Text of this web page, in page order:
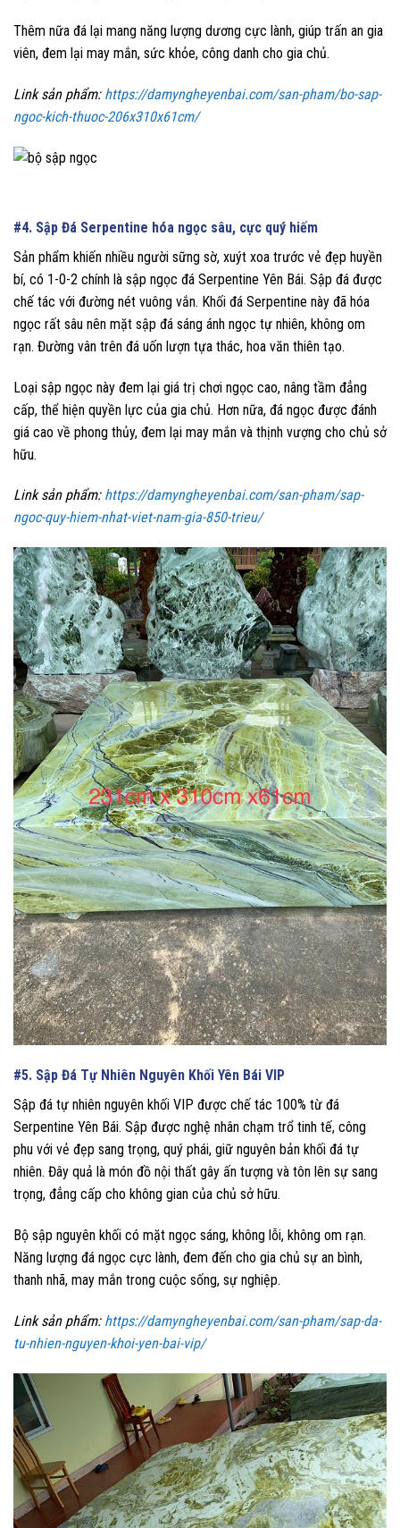
Thêm nữa đá lại mang năng lượng dương cực lành, giúp trấn an gia
viên, đem lại may mắn, sức khỏe, công danh cho gia chủ.
Link sản phẩm: https://damyngheyenbai.com/san-pham/bo-sap-
ngoc-kich-thuoc-206x310x61cm/
#4. Sập Đá Serpentine hóa ngọc sâu, cực quý hiếm
Sản phẩm khiến nhiều người sững sờ, xuýt xoa trước vẻ đẹp huyền
bí, có 1-0-2 chính là sập ngọc đá Serpentine Yên Bái. Sập đá được
chế tác với đường nét vuông vắn. Khối đá Serpentine này đã hóa
ngọc rất sâu nên mặt sập đá sáng ánh ngọc tự nhiên, không om
rạn. Đường vân trên đá uốn lượn tựa thác, hoa văn thiên tạo.
Loại sập ngọc này đem lại giá trị chơi ngọc cao, nâng tầm đẳng
cấp, thể hiện quyền lực của gia chủ. Hơn nữa, đá ngọc được đánh
giá cao về phong thủy, đem lại may mắn và thịnh vượng cho chủ sở
hữu.
Link sản phẩm: https://damyngheyenbai.com/san-pham/sap-
ngoc-quy-hiem-nhat-viet-nam-gia-850-trieu/
#5. Sập Đá Tự Nhiên Nguyên Khối Yên Bái VIP
Sập đá tự nhiên nguyên khối VIP được chế tác 100% từ đá
Serpentine Yên Bái. Sập được nghệ nhân chạm trổ tinh tế, công
phu với vẻ đẹp sang trọng, quý phái, giữ nguyên bản khối đá tự
nhiên. Đây quả là món đồ nội thất gây ấn tượng và tôn lên sự sang
trọng, đẳng cấp cho không gian của chủ sở hữu.
Bộ sập nguyên khối có mặt ngọc sáng, không lỗi, không om rạn.
Năng lượng đá ngọc cực lành, đem đến cho gia chủ sự an bình,
thanh nhã, may mắn trong cuộc sống, sự nghiệp.
Link sản phẩm: https://damyngheyenbai.com/san-pham/sap-da-
tu-nhien-nguyen-khoi-yen-bai-vip/